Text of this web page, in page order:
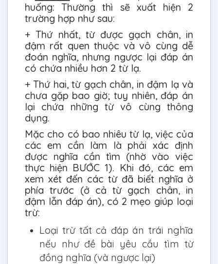
huống: Thường thì sẽ xuất hiện 2
trường hợp như sau:
+ Thứ nhất, từ được gạch chân, in
đậm rất quen thuộc và vô cùng dễ
đoán nghĩa, nhưng ngược lại đáp án
có chứa nhiều hơn 2 từ lạ.
+ Thứ hai, từ gạch chân, in đậm lạ và
chưa gặp bao giờ; tuy nhiên, đáp án
lại chứa những từ vô cùng thông
dụng.
Mặc cho có bao nhiêu từ lạ, việc của
các em cần làm là phải xác định
được nghĩa cần tìm (nhờ vào việc
thực hiện BƯỚC 1). Khi đó, các em
xem xét đến các từ đã biết nghĩa ở
phía trước (ở cả từ gạch chân, in
đậm lẫn đáp án), có 2 mẹo giúp loại
trừ:
Loại trừ tất cả đáp án trái nghĩa
nếu như đề bài yêu cầu tìm từ
đồng nghĩa (và ngược lại)